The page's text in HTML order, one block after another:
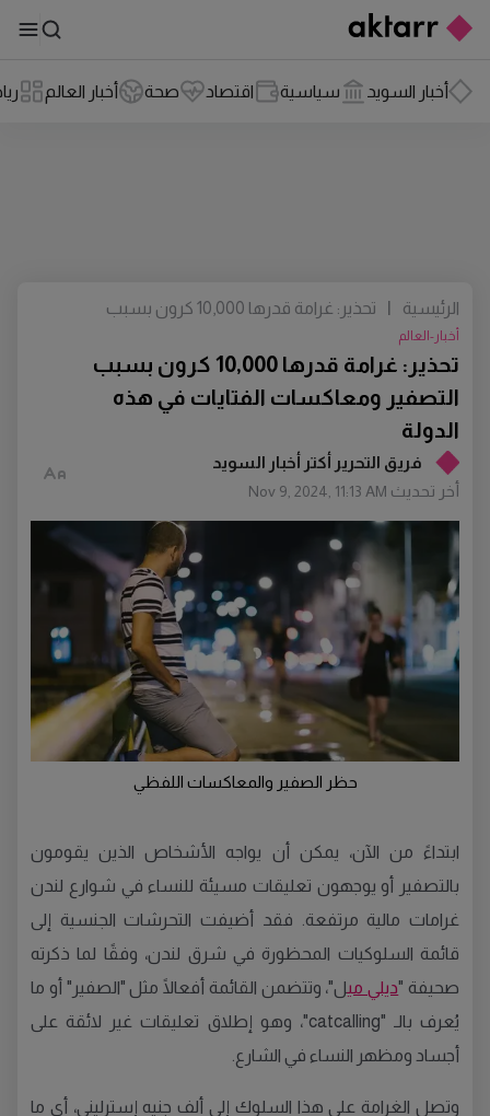
أخبار السويد سياسية اقتصاد صحة أخبار العالم
فريق التحرير أكتر أخبار السويد
أخر تحديث Nov 9, 2024, 11:13 AM
تحذير: غرامة قدرها 10,000 كرون بسبب
التصفير ومعاكسات الفتايات في هذه
الدولة
أخبار-العالم
الرئيسية
تحذير: غرامة قدرها 10,000 كرون بسبب
الدولة
حظر الصفير والمعاكسات اللفظي
ابتداءً من الآن، يمكن أن يواجه الأشخاص الذين يقومون
بالتصفير أو يوجهون تعليقات مسيئة للنساء في شوارع لندن
غرامات مالية مرتفعة. فقد أضيفت التحرشات الجنسية إلى
قائمة السلوكيات المحظورة في شرق لندن، وفقًا لما ذكرته
صحيفة "ديلي ميل"، وتتضمن القائمة أفعالًا مثل "الصفير" أو ما
يُعرف بالـ "catcalling"، وهو إطلاق تعليقات غير لائقة على
أجساد ومظهر النساء في الشارع.
وتصل الغرامة على هذا السلوك إلى ألف جنيه إسترليني، أي ما